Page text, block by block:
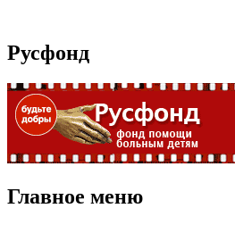
Русфонд
Главное меню